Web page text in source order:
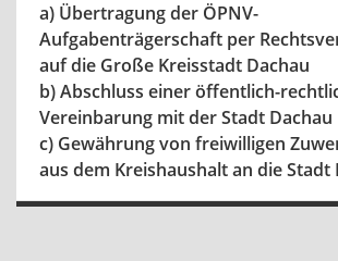
a) Übertragung der ÖPNV-
Aufgabenträgerschaft per
auf die Große Kreisstadt Dachau
b) Abschluss einer öffentlich-
Vereinbarung mit der Stadt Dachau
c) Gewährung von freiwilligen
aus dem Kreishaushalt an die Stadt